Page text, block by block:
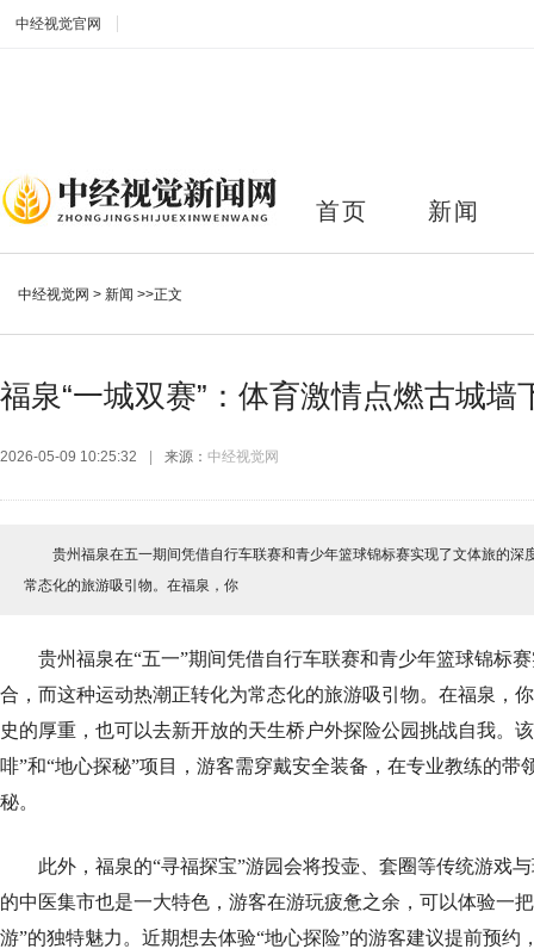
中经视觉官网
首页 新闻
中经视觉网 > 新闻 >>正文
福泉“一城双赛”：体育激情点燃古城墙
2026-05-09 10:25:32 来源： 中经视觉网
贵州福泉在五一期间凭借自行车联赛和青少年篮球锦标赛实现了文体旅的深
常态化的旅游吸引物。在福泉，你
贵州福泉在“五一”期间凭借自行车联赛和青少年篮球锦标赛
合，而这种运动热潮正转化为常态化的旅游吸引物。在福泉，
史的厚重，也可以去新开放的天生桥户外探险公园挑战自我。
啡”和“地心探秘”项目，游客需穿戴安全装备，在专业教练的带
秘。
此外，福泉的“寻福探宝”游园会将投壶、套圈等传统游戏与
的中医集市也是一大特色，游客在游玩疲惫之余，可以体验一
游”的独特魅力。近期想去体验“地心探险”的游客建议提前预约